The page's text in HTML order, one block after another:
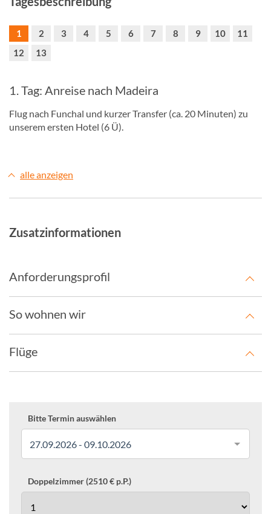
1 2 3 4 5 6 7 8 9 10
11
12
13
1. Tag: Anreise nach Madeira
Flug nach Funchal und kurzer Transfer (ca. 20 Minuten) zu
unserem ersten Hotel (6 Ü).
alle anzeigen
Zusatzinformationen
Anforderungsprofil
So wohnen wir
Flüge
Bitte Termin auswählen
27.09.2026 - 09.10.2026
Doppelzimmer (2510 € p.P.)